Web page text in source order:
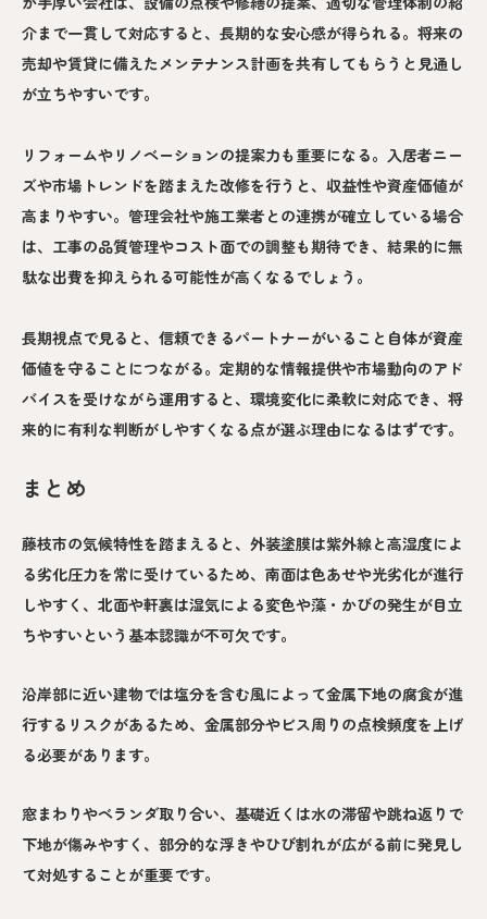
介まで一貫して対応すると、長期的な安心感が得られる。将来の
売却や賃貸に備えたメンテナンス計画を共有してもらうと見通し
が立ちやすいです。
リフォームやリノベーションの提案力も重要になる。入居者ニー
ズや市場トレンドを踏まえた改修を行うと、収益性や資産価値が
高まりやすい。管理会社や施工業者との連携が確立している場合
は、工事の品質管理やコスト面での調整も期待でき、結果的に無
駄な出費を抑えられる可能性が高くなるでしょう。
長期視点で見ると、信頼できるパートナーがいること自体が資産
価値を守ることにつながる。定期的な情報提供や市場動向のアド
バイスを受けながら運用すると、環境変化に柔軟に対応でき、将
来的に有利な判断がしやすくなる点が選ぶ理由になるはずです。
まとめ
藤枝市の気候特性を踏まえると、外装塗膜は紫外線と高湿度によ
る劣化圧力を常に受けているため、南面は色あせや光劣化が進行
しやすく、北面や軒裏は湿気による変色や藻・かびの発生が目立
ちやすいという基本認識が不可欠です。
沿岸部に近い建物では塩分を含む風によって金属下地の腐食が進
行するリスクがあるため、金属部分やビス周りの点検頻度を上げ
る必要があります。
窓まわりやベランダ取り合い、基礎近くは水の滞留や跳ね返りで
下地が傷みやすく、部分的な浮きやひび割れが広がる前に発見し
て対処することが重要です。